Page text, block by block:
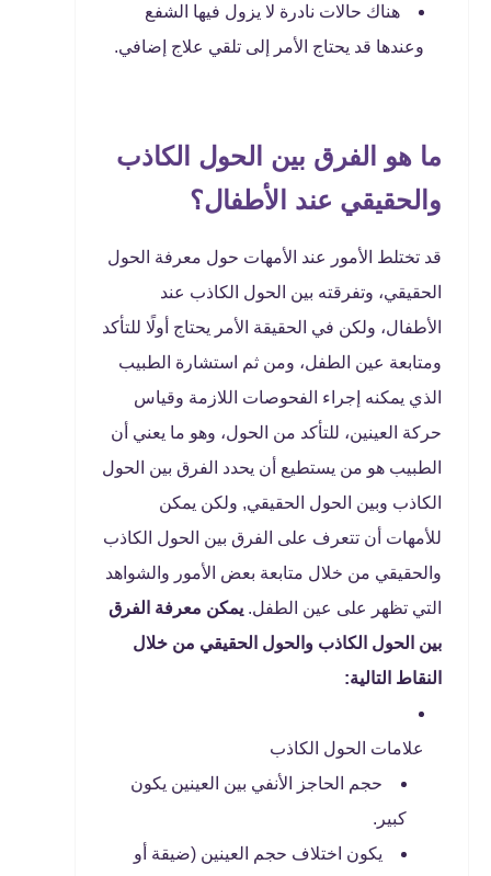
هناك حالات نادرة لا يزول فيها الشفع
وعندها قد يحتاج الأمر إلى تلقي علاج إضافي.
ما هو الفرق بين الحول الكاذب
والحقيقي عند الأطفال؟
قد تختلط الأمور عند الأمهات حول معرفة الحول
الحقيقي، وتفرقته بين الحول الكاذب عند
الأطفال، ولكن في الحقيقة الأمر يحتاج أولًا للتأكد
ومتابعة عين الطفل، ومن ثم استشارة الطبيب
الذي يمكنه إجراء الفحوصات اللازمة وقياس
حركة العينين، للتأكد من الحول، وهو ما يعني أن
الطبيب هو من يستطيع أن يحدد الفرق بين الحول
الكاذب وبين الحول الحقيقي, ولكن يمكن
للأمهات أن تتعرف على الفرق بين الحول الكاذب
والحقيقي من خلال متابعة بعض الأمور والشواهد
التي تظهر على عين الطفل. يمكن معرفة الفرق
بين الحول الكاذب والحول الحقيقي من خلال
النقاط التالية:
علامات الحول الكاذب
حجم الحاجز الأنفي بين العينين يكون
كبير.
يكون اختلاف حجم العينين (ضيقة أو